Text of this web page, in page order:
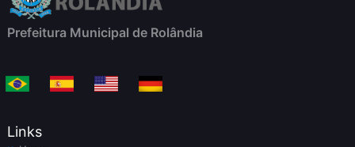
Prefeitura Municipal de Rolândia
Links